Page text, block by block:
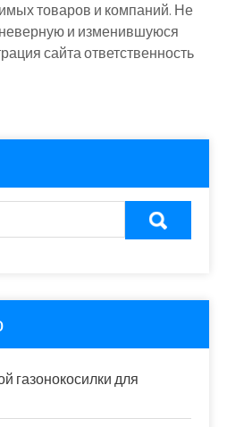
товаров и компаний. Не
и изменившуюся
сайта ответственность
газонокосилки для